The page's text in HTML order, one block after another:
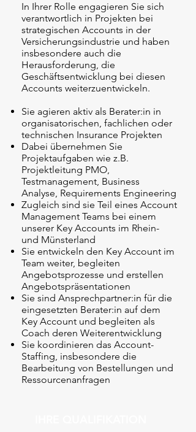
In Ihrer Rolle engagieren Sie sich
verantwortlich in Projekten bei
strategischen Accounts in der
Versicherungsindustrie und haben
insbesondere auch die
Herausforderung, die
Geschäftsentwicklung bei diesen
Accounts weiterzuentwickeln.
Sie agieren aktiv als Berater:in in
organisatorischen, fachlichen oder
technischen Insurance Projekten
Dabei übernehmen Sie
Projektaufgaben wie z.B.
Projektleitung PMO,
Testmanagement, Business
Analyse, Requirements Engineering
Zugleich sind sie Teil eines Account
Management Teams bei einem
unserer Key Accounts im Rhein-
und Münsterland
Sie entwickeln den Key Account im
Team weiter, begleiten
Angebotsprozesse und erstellen
Angebotspräsentationen
Sie sind Ansprechpartner:in für die
eingesetzten Berater:in auf dem
Key Account und begleiten als
Coach deren Weiterentwicklung
Sie koordinieren das Account-
Staffing, insbesondere die
Bearbeitung von Bestellungen und
Ressourcenanfragen